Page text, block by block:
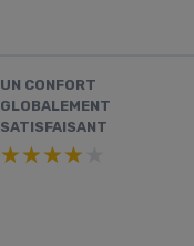
UN CONFORT
GLOBALEMENT
SATISFAISANT
★★★★★
★★★★★